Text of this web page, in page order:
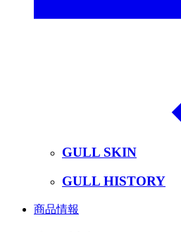
GULL SKIN
GULL HISTORY
商品情報